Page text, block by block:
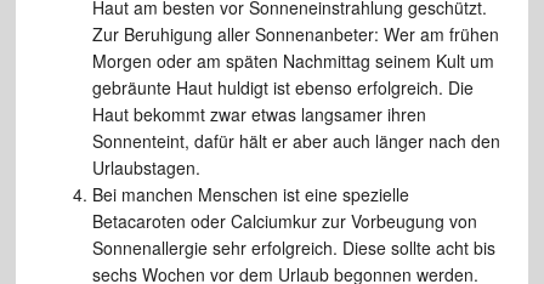
Haut am besten vor Sonneneinstrahlung geschützt.
Zur Beruhigung aller Sonnenanbeter: Wer am frühen
Morgen oder am späten Nachmittag seinem Kult um
gebräunte Haut huldigt ist ebenso erfolgreich. Die
Haut bekommt zwar etwas langsamer ihren
Sonnenteint, dafür hält er aber auch länger nach den
Urlaubstagen.
Bei manchen Menschen ist eine spezielle
Betacaroten oder Calciumkur zur Vorbeugung von
Sonnenallergie sehr erfolgreich. Diese sollte acht bis
sechs Wochen vor dem Urlaub begonnen werden.